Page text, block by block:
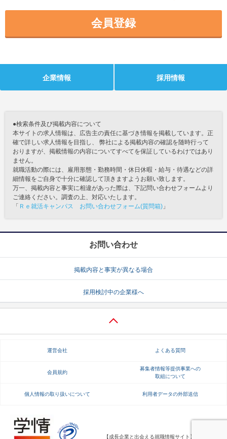
会員登録
企業情報 採用情報
●検索条件及び掲載内容について
本サイトの求人情報は、広告主の責任に基づき情報を掲載しています。正
確で詳しい求人情報を目指し、 弊社による掲載内容の確認を随時行って
おりますが、掲載情報の内容についてすべてを保証しているわけではあり
ません。
就職活動の際には、雇用形態・勤務時間・休日休暇・給与・待遇などの詳
細情報をご自身で十分に確認して頂きますようお願い致します。
万一、掲載内容と事実に相違があった際は、下記問い合わせフォームより
ご連絡ください。調査の上、対応いたします。
「 Ｒｅ就活キャンパス お問い合わせフォーム(質問箱) 」
お問い合わせ
掲載内容と事実が異なる場合
採用検討中の企業様へ
運営会社 よくある質問
会員規約
募集者情報等提供事業への
取組について
個人情報の取り扱いについて 利用者データの外部送信
【成長企業と出会える就職情報サイト】